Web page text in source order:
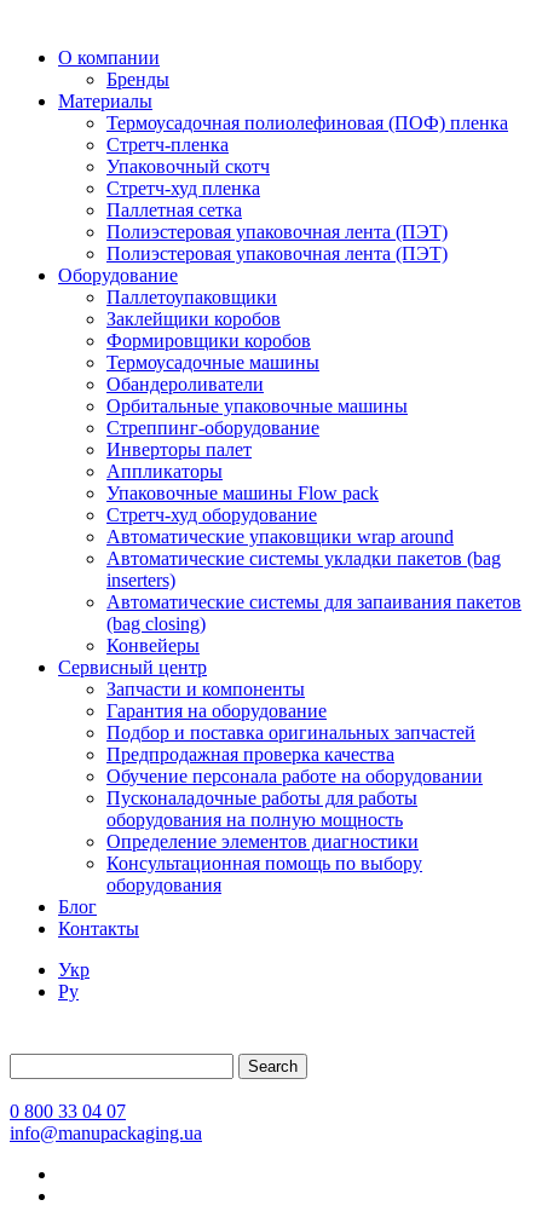
О компании
Бренды
Материалы
Термоусадочная полиолефиновая (ПОФ) пленка
Стретч-пленка
Упаковочный скотч
Стретч-худ пленка
Паллетная сетка
Полиэстеровая упаковочная лента (ПЭТ)
Полиэстеровая упаковочная лента (ПЭТ)
Оборудование
Паллетоупаковщики
Заклейщики коробов
Формировщики коробов
Термоусадочные машины
Обандероливатели
Орбитальные упаковочные машины
Стреппинг-оборудование
Инверторы палет
Аппликаторы
Упаковочные машины Flow pack
Стретч-худ оборудование
Автоматические упаковщики wrap around
Автоматические системы укладки пакетов (bag
inserters)
Автоматические системы для запаивания пакетов
(bag closing)
Конвейеры
Сервисный центр
Запчасти и компоненты
Гарантия на оборудование
Подбор и поставка оригинальных запчастей
Предпродажная проверка качества
Обучение персонала работе на оборудовании
Пусконаладочные работы для работы
оборудования на полную мощность
Определение элементов диагностики
Консультационная помощь по выбору
оборудования
Блог
Контакты
Укр
Ру
Search
0 800 33 04 07
info@manupackaging.ua